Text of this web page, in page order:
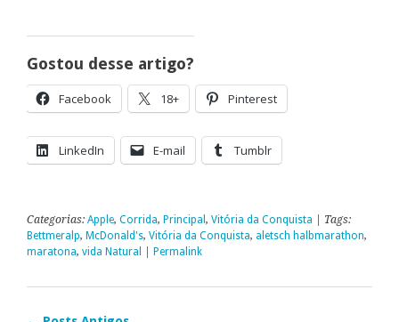
Gostou desse artigo?
Facebook 18+ Pinterest
LinkedIn E-mail Tumblr
Categorias: Apple, Corrida, Principal , Vitória da Conquista | Tags:
Bettmeralp, McDonald's, Vitória da Conquista, aletsch halbmarathon,
maratona, vida Natural Permalink